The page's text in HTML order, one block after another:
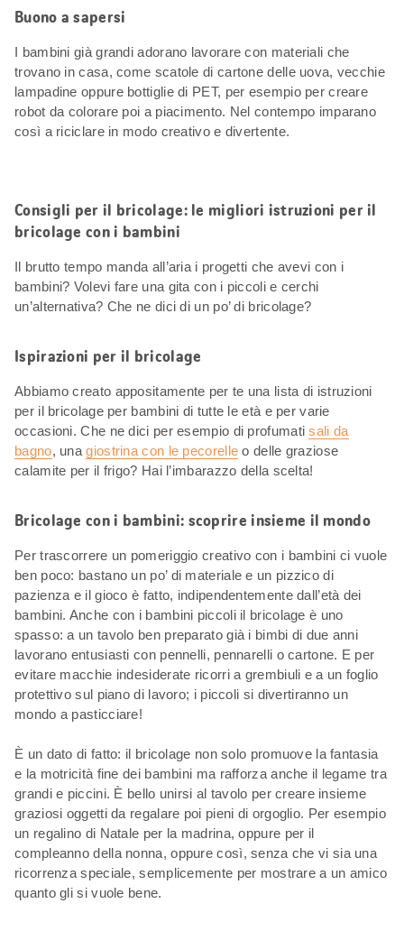
Buono a sapersi
I bambini già grandi adorano lavorare con materiali che
trovano in casa, come scatole di cartone delle uova, vecchie
lampadine oppure bottiglie di PET, per esempio per creare
robot da colorare poi a piacimento. Nel contempo imparano
così a riciclare in modo creativo e divertente.
Consigli per il bricolage: le migliori istruzioni per il
bricolage con i bambini
Il brutto tempo manda all’aria i progetti che avevi con i
bambini? Volevi fare una gita con i piccoli e cerchi
un’alternativa? Che ne dici di un po’ di bricolage?
Ispirazioni per il bricolage
Abbiamo creato appositamente per te una lista di istruzioni
per il bricolage per bambini di tutte le età e per varie
occasioni. Che ne dici per esempio di profumatisali da
bagno, unagiostrina con le pecorelle o delle graziose
calamite per il frigo? Hai l’imbarazzo della scelta!
Bricolage con i bambini: scoprire insieme il mondo
Per trascorrere un pomeriggio creativo con i bambini ci vuole
ben poco: bastano un po’ di materiale e un pizzico di
pazienza e il gioco è fatto, indipendentemente dall’età dei
bambini. Anche con i bambini piccoli il bricolage è uno
spasso: a un tavolo ben preparato già i bimbi di due anni
lavorano entusiasti con pennelli, pennarelli o cartone. E per
evitare macchie indesiderate ricorri a grembiuli e a un foglio
protettivo sul piano di lavoro; i piccoli si divertiranno un
mondo a pasticciare!
È un dato di fatto: il bricolage non solo promuove la fantasia
e la motricità fine dei bambini ma rafforza anche il legame tra
grandi e piccini. È bello unirsi al tavolo per creare insieme
graziosi oggetti da regalare poi pieni di orgoglio. Per esempio
un regalino di Natale per la madrina, oppure per il
compleanno della nonna, oppure così, senza che vi sia una
ricorrenza speciale, semplicemente per mostrare a un amico
quanto gli si vuole bene.